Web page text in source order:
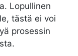
Lopullinen
tästä ei voi
prosessin